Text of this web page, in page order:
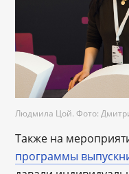
Людмила Цой. Фото:
Также на
программы